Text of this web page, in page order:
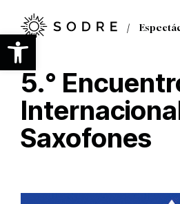
Abrir barra de
contenido
principal
5.°
Saxofones